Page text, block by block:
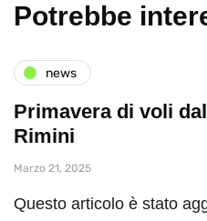
Potrebbe
news
Primavera di voli
Rimini
Marzo 21, 2025
Questo articolo è stato